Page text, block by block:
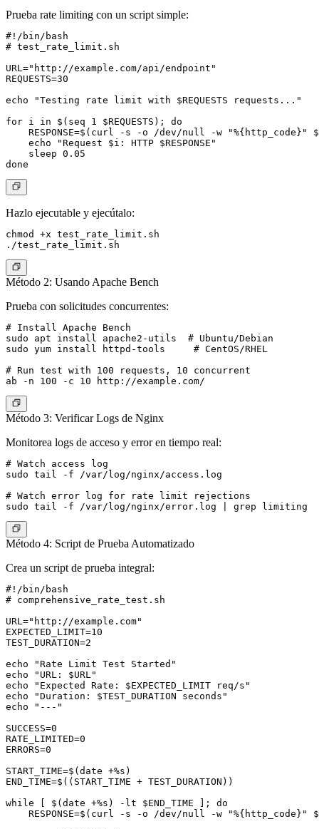
Prueba rate limiting con un script simple:
#!/bin/bash
# test_rate_limit.sh
URL="http://example.com/api/endpoint"
REQUESTS=30
echo "Testing rate limit with $REQUESTS requests..."
for i in $(seq 1 $REQUESTS); do
RESPONSE=$(curl -s -o /dev/null -w "%{http_code}"
    echo "Request $i: HTTP $RESPONSE"
    sleep 0.05
Hazlo ejecutable y ejecútalo:
chmod +x test_rate_limit.sh
Método 2: Usando Apache Bench
Prueba con solicitudes concurrentes:
# Install Apache Bench
sudo apt install apache2-utils  # Ubuntu/Debian
sudo yum install httpd-tools     # CentOS/RHEL
# Run test with 100 requests, 10 concurrent
Método 3: Verificar Logs de Nginx
Monitorea logs de acceso y error en tiempo real:
# Watch access log
sudo tail -f /var/log/nginx/access.log
# Watch error log for rate limit rejections
Método 4: Script de Prueba Automatizado
Crea un script de prueba integral:
#!/bin/bash
# comprehensive_rate_test.sh
URL="http://example.com"
EXPECTED_LIMIT=10
TEST_DURATION=2
echo "Rate Limit Test Started"
echo "URL: $URL"
echo "Expected Rate: $EXPECTED_LIMIT req/s"
echo "Duration: $TEST_DURATION seconds"
echo "---"
SUCCESS=0
RATE_LIMITED=0
ERRORS=0
START_TIME=$(date +%s)
END_TIME=$((START_TIME + TEST_DURATION))
while [ $(date +%s) -lt $END_TIME ]; do
RESPONSE=$(curl -s -o /dev/null -w "%{http_code}"